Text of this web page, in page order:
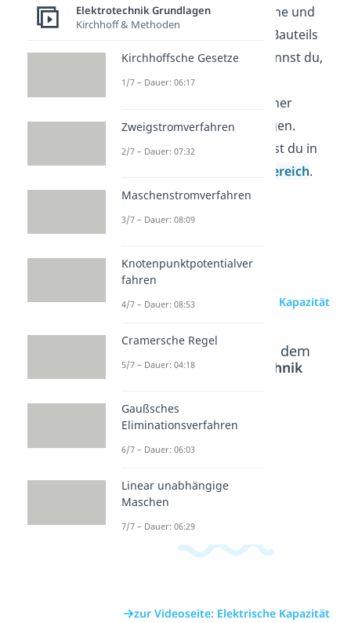
beschäftigt, liest Schaltpläne und
ordnet die Aufgabe jedes Bauteils
im Stromkreis ein. So erkennst du,
wie Spannung, Strom und
gespeicherte Energie in einer
Schaltung zusammenhängen.
Weitere Videos dazu findest du in
Elektrotechnikbereich.
zur Videoseite: Elektrische Kapazität
Beliebte Inhalte aus dem
Bereich
Elektrotechnik
Elektrisc
he
Dauer: 05:09
Elektrisc
hes Feld
Magneti
Dauer: 06:38
zur Videoseite: Elektrische Kapazität
Elektrotechnik Grundlagen
Kirchhoff & Methoden
Kirchhoffsche Gesetze
1/7 – Dauer: 06:17
Zweigstromverfahren
2/7 – Dauer: 07:32
Maschenstromverfahren
3/7 – Dauer: 08:09
Knotenpunktpotentialver
fahren
4/7 – Dauer: 08:53
Cramersche Regel
5/7 – Dauer: 04:18
Gaußsches
Eliminationsverfahren
6/7 – Dauer: 06:03
Linear unabhängige
Maschen
7/7 – Dauer: 06:29